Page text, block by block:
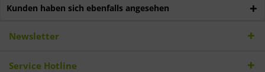
Kunden haben sich ebenfalls angesehen
Newsletter
Service Hotline